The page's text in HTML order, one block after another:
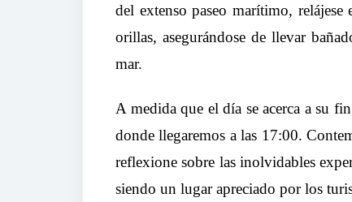
del extenso paseo marítimo,
orillas, asegurándose de llevar
mar.
A medida que el día se acerca a su
donde llegaremos a las 17:00.
reflexione sobre las inolvidables
siendo un lugar apreciado por los